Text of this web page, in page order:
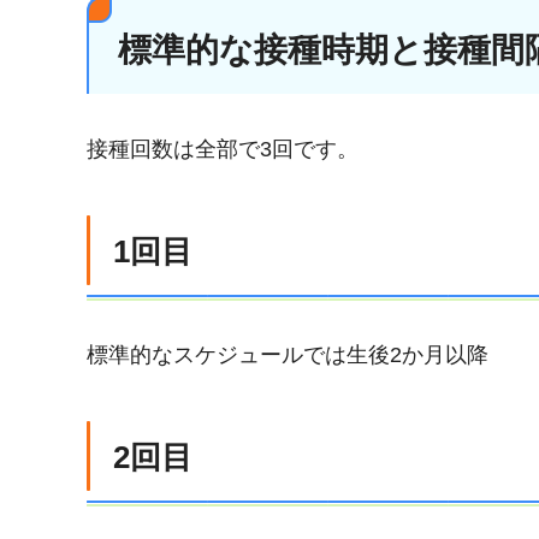
標準的な接種時期と接種間
接種回数は全部で3回です。
1回目
標準的なスケジュールでは生後2か月以降
2回目